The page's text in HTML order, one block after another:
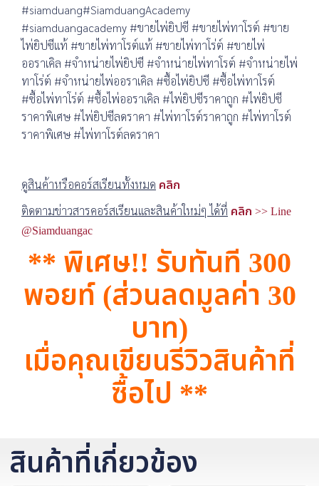
#siamduang#SiamduangAcademy
#siamduangacademy #ขายไพ่ยิปซี #ขายไพ่ทาโรต์ #ขาย
ไพ่ยิปซีแท้ #ขายไพ่ทาโรต์แท้ #ขายไพ่ทาโร่ต์ #ขายไพ่
ออราเคิล #จำหน่ายไพ่ยิปซี #จำหน่ายไพ่ทาโรต์ #จำหน่ายไพ่
ทาโร่ต์ #จำหน่ายไพ่ออราเคิล #ซื้อไพ่ยิปซี #ซื้อไพ่ทาโรต์
#ซื้อไพ่ทาโร่ต์ #ซื้อไพ่ออราเคิล #ไพ่ยิปซีราคาถูก #ไพ่ยิปซี
ราคาพิเศษ #ไพ่ยิปซีลดราคา #ไพ่ทาโรต์ราคาถูก #ไพ่ทาโรต์
ราคาพิเศษ #ไพ่ทาโรต์ลดราคา
ดูสินค้าหรือคอร์สเรียนทั้งหมด คลิก
ติดตามข่าวสารคอร์สเรียนและสินค้าใหม่ๆ ได้ที่ คลิก >> Line
@Siamduangac
** พิเศษ!! รับทันที 300
พอยท์ (ส่วนลดมูลค่า 30
บาท)
เมื่อคุณเขียนรีวิวสินค้าที่
ซื้อไป **
สินค้าที่เกี่ยวข้อง